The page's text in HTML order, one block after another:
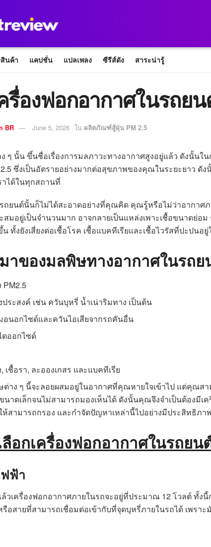
นค้า แคปชั่น แปลเพลง ซีรีส์ดัง สาระน่ารู้
รื่องฟอกอากาศในรถย
BR June 5, 2026 ใน ผลิตภัณฑ์สู้ฝุ่น PM 2.5
ๆ นั้น ขึ้นชื่อเรื่องการมลภาวะทางอากาศสูงอยู่แล้ว ดังนั้น
ซึ่งเป็นอัตรายอย่างมากต่อสุขภาพของคุณในระยะยาว ดั
าได้ในทุกสถานที่
ถยนต์นั้นก็ไม่ได้สะอาดอย่างที่คุณคิด คุณรู้หรือไม่ว่าอากาศ
มอยู่เป็นจำนวนมาก อาจกลายเป็นแหล่งเพาะเชื้อขนาดย่อ
ทั้งยังเสี่ยงต่อเชื้อโรค เชื้อแบคทีเรียและเชื้อไวรัสที่ปะปนอ
าของมลพิษทางอากาศในรถย
PM2.5
ระสงค์ เช่น ควันบุหรี่ น้ำเน่าริมทาง เป็นต้น
อนอกไซด์และควันไอเสียจากรถคันอื่น
ออกไซด์
เชื้อรา, ละอองเกสร และแบคทีเรีย
าง ๆ นี้จะลอยผสมอยู่ในอากาศที่คุณหายใจเข้าไป แต่คุณส
นาดเล็กจนไม่สามารถมองเห็นได้ ดังนั้นคุณจึงจำเป็นต้องมี
ห้สามารถกรอง และกำจัดปัญหาเหล่านี้ไปอย่างมีประสิทธิภาพ
ลือกเครื่องฟอกอากาศในรถยน
ฟ้า
วเครื่องฟอกอากาศภายในรถจะอยู่ที่ประมาณ 12 โวลต์ ทั้ง
อสายที่สามารถเชื่อมต่อเข้ากับที่จุดบุหรี่ภายในรถได้ เพรา